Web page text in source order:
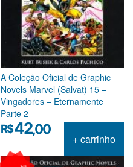
A Coleção Oficial de Graphic
Novels Marvel (Salvat) 15 –
Vingadores – Eternamente
Parte 2
R$42,00
+ carrinho